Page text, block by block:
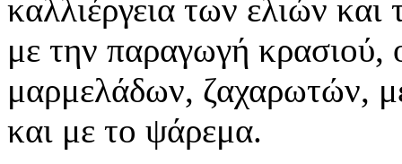
καλλιέργεια των ελιών
με την παραγωγή κρασιού,
μαρμελάδων, ζαχαρωτών,
και με το ψάρεμα.